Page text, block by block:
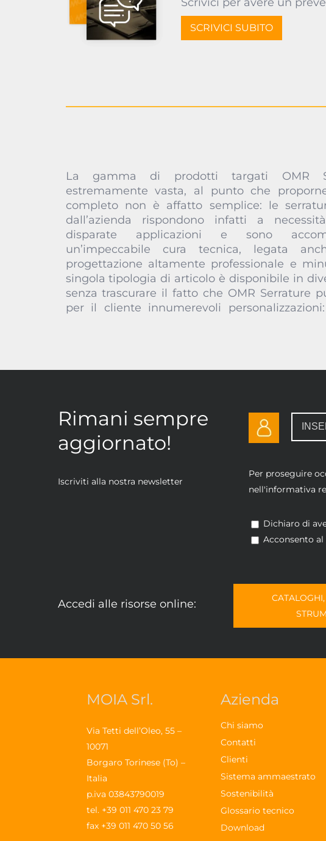
SCRIVICI SUBITO
La gamma di prodotti targati OMR
estremamente vasta, al punto che
completo non è affatto semplice: le
dall’azienda rispondono infatti a
disparate applicazioni e sono
un’impeccabile cura tecnica, legata
progettazione altamente professionale e
singola tipologia di articolo è disponibile in
senza trascurare il fatto che OMR Serrature
per il cliente innumerevoli
approccio industriale totalmente
eseguito interamente presso il proprio
produttivo, l’azienda può consegnare al
customizzato da qualsiasi punto di vista,
design. A tutti i clienti che hanno
commerciali o professionali, inoltre, OMR
offrire anche dei set di serrature, vere e
riassortibili dei modelli più richiesti, fornite
Rimani sempre
aggiornato!
Iscriviti alla nostra newsletter
Per proseguire
nell'informativa
Dichiaro di
Acconsento
Accedi alle risorse online:
MOIA Srl.
Via Tetti dell’Oleo, 55 –
10071
Borgaro Torinese (To) –
Italia
p.iva 03843790019
tel. +39 011 470 23 79
fax +39 011 470 50 56
Azienda
Chi siamo
Contatti
Clienti
Sistema ammaestrato
Sostenibilità
Glossario tecnico
Download